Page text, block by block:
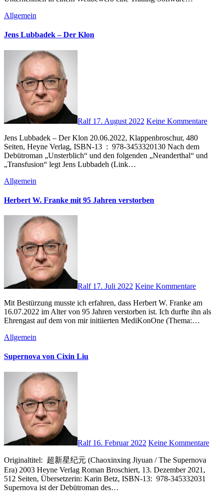
Allgemein
Jens Lubbadek – Der Klon
Ralf 17. August 2022 Keine Kommentare
Jens Lubbadek – Der Klon 20.06.2022, Klappenbroschur, 480
Seiten, Heyne Verlag, ISBN-13 ‏ : ‎ 978-3453320130 Nach dem
Debütroman „Unsterblich“ und den folgenden „Neanderthal“ und
„Transfusion“ legt Jens Lubbadeh (Link…
Allgemein
Herbert W. Franke mit 95 Jahren verstorben
Ralf 17. Juli 2022 Keine Kommentare
Mit Bestürzung musste ich erfahren, dass Herbert W. Franke am
16.07.2022 im Alter von 95 Jahren verstorben ist. Ich durfte ihn als
Ehrengast auf dem von mir initiierten MediKonOne (Thema:…
Allgemein
Supernova von Cixin Liu
Ralf 16. Februar 2022 Keine Kommentare
Originaltitel: ‎ 超新星纪元 (Chaoxinxing Jiyuan / The Supernova
Era) 2003 Heyne Verlag Roman Broschiert, 13. Dezember 2021,
512 Seiten, Übersetzerin: Karin Betz, ISBN-13: ‎ 978-345332031
Supernova ist der Debütroman des…